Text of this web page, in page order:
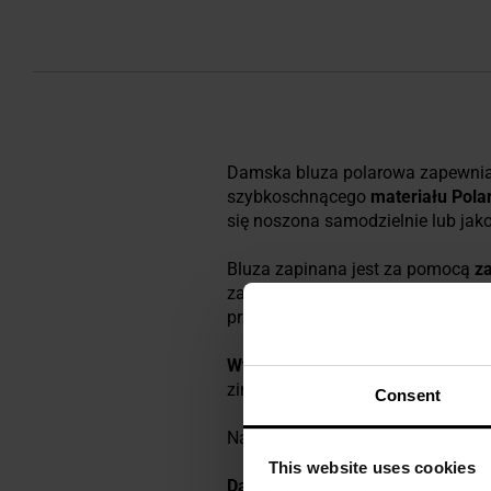
Consent
This website uses cookies
Damska bluza polarowa
szybkoschnącego materiału
się noszona samodzielnie lub
Bluza zapinana jest za pomocą
zapobiega podrażnieniom.
przechowywanie podręcznych
Wysoki kołnierzskutecznie
zimnem.
Taliowany krój
Na piersi wyhaftowano napis
Dane techniczne